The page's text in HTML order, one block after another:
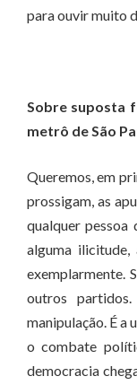
para ouvir muito
Sobre suposta
metrô de São
Queremos, em
prossigam, as
qualquer pessoa
alguma
exemplarmente.
outros
manipulação. É a
o combate
democracia